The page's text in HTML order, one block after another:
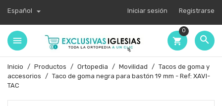
Español  Iniciar sesión Registrarse

shopping_cart
0
Inicio Productos Ortopedia Movilidad
Tacos de goma y
accesorios
Taco de goma negra para bastón 19 mm - Ref: XAVI-
TAC